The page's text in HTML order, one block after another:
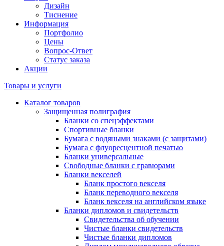
Дизайн
Тиснение
Информация
Портфолио
Цены
Вопрос-Ответ
Статус заказа
Акции
Товары и услуги
Каталог товаров
Защищенная полиграфия
Бланки со спецэффектами
Спортивные бланки
Бумага с водяными знаками (с защитами)
Бумага с флуоресцентной печатью
Бланки универсальные
Свободные бланки с гравюрами
Бланки векселей
Бланк простого векселя
Бланк переводного векселя
Бланк векселя на английском языке
Бланки дипломов и свидетельств
Свидетельства об обучении
Чистые бланки свидетельств
Чистые бланки дипломов